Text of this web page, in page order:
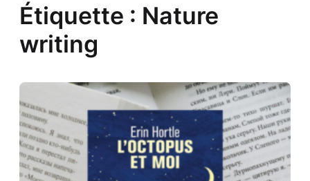
Étiquette : Nature
writing